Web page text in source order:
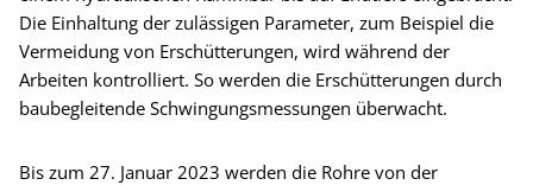
Die Einhaltung der zulässigen Parameter, zum Beispiel die
Vermeidung von Erschütterungen, wird während der
Arbeiten kontrolliert. So werden die Erschütterungen durch
baubegleitende Schwingungsmessungen überwacht.
Bis zum 27. Januar 2023 werden die Rohre von der